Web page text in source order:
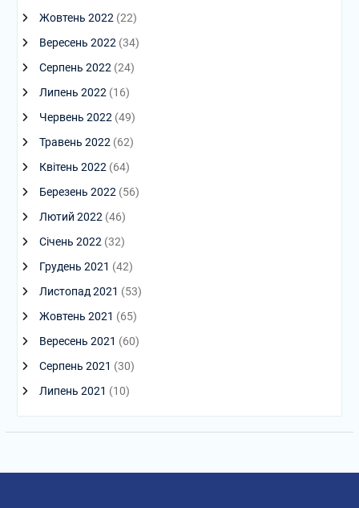
Жовтень 2022 (22)
Вересень 2022 (34)
Серпень 2022 (24)
Липень 2022 (16)
Червень 2022 (49)
Травень 2022 (62)
Квітень 2022 (64)
Березень 2022 (56)
Лютий 2022 (46)
Січень 2022 (32)
Грудень 2021 (42)
Листопад 2021 (53)
Жовтень 2021 (65)
Вересень 2021 (60)
Серпень 2021 (30)
Липень 2021 (10)